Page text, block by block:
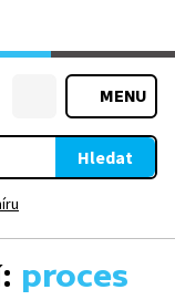
MENU
Hledat
proces